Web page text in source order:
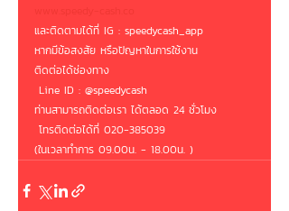
และติดตามได้ที่ IG : speedycash_app
หากมีข้อสงสัย หรือปัญหาในการใช้งาน
ติดต่อได้ช่องทาง
Line ID : @speedycash
ท่านสามารถติดต่อเรา ได้ตลอด 24 ชั่วโมง
โทรติดต่อได้ที่ 020-385039
(ในเวลาทำการ 09.00น. - 18.00น. )